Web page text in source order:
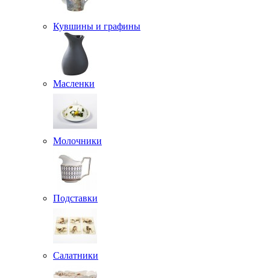
Кувшины и графины
Масленки
Молочники
Подставки
Салатники